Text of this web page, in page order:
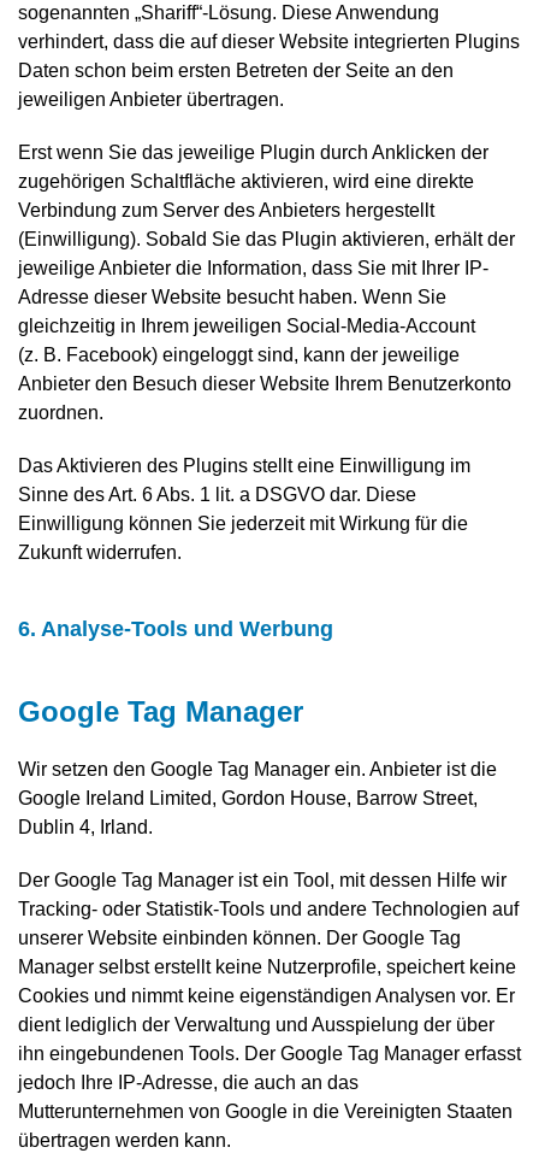
sogenannten „Shariff“-Lösung. Diese Anwendung
verhindert, dass die auf dieser Website integrierten Plugins
Daten schon beim ersten Betreten der Seite an den
jeweiligen Anbieter übertragen.
Erst wenn Sie das jeweilige Plugin durch Anklicken der
zugehörigen Schaltfläche aktivieren, wird eine direkte
Verbindung zum Server des Anbieters hergestellt
(Einwilligung). Sobald Sie das Plugin aktivieren, erhält der
jeweilige Anbieter die Information, dass Sie mit Ihrer IP-
Adresse dieser Website besucht haben. Wenn Sie
gleichzeitig in Ihrem jeweiligen Social-Media-Account
(z. B. Facebook) eingeloggt sind, kann der jeweilige
Anbieter den Besuch dieser Website Ihrem Benutzerkonto
zuordnen.
Das Aktivieren des Plugins stellt eine Einwilligung im
Sinne des Art. 6 Abs. 1 lit. a DSGVO dar. Diese
Einwilligung können Sie jederzeit mit Wirkung für die
Zukunft widerrufen.
6. Analyse-Tools und Werbung
Google Tag Manager
Wir setzen den Google Tag Manager ein. Anbieter ist die
Google Ireland Limited, Gordon House, Barrow Street,
Dublin 4, Irland.
Der Google Tag Manager ist ein Tool, mit dessen Hilfe wir
Tracking- oder Statistik-Tools und andere Technologien auf
unserer Website einbinden können. Der Google Tag
Manager selbst erstellt keine Nutzerprofile, speichert keine
Cookies und nimmt keine eigenständigen Analysen vor. Er
dient lediglich der Verwaltung und Ausspielung der über
ihn eingebundenen Tools. Der Google Tag Manager erfasst
jedoch Ihre IP-Adresse, die auch an das
Mutterunternehmen von Google in die Vereinigten Staaten
übertragen werden kann.